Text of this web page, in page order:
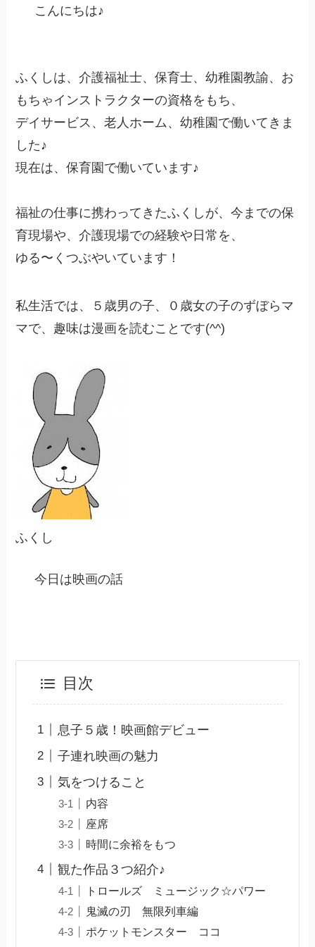
こんにちは♪
ふくしは、介護福祉士、保育士、幼稚園教諭、お
もちゃインストラクターの資格をもち、
デイサービス、老人ホーム、幼稚園で働いてきま
した♪
現在は、保育園で働いています♪
福祉の仕事に携わってきたふくしが、今までの保
育現場や、介護現場での経験や日常を、
ゆる〜くつぶやいています！
私生活では、５歳男の子、０歳女の子のずぼらマ
マで、趣味は漫画を読むことです(^^)
ふくし
今日は映画の話
目次
息子５歳！映画館デビュー
子連れ映画の魅力
気をつけること
内容
座席
時間に余裕をもつ
観た作品３つ紹介♪
トロールズ ミュージック☆パワー
鬼滅の刃 無限列車編
ポケットモンスター ココ